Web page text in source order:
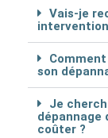
Vais-je
son
Je
dépannage
coûter ?